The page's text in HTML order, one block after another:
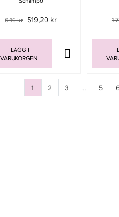
649 kr 519,20 kr
LÄGG I
VARUKORGEN
1
Sida
1av 6 Sida
2av 6 Sida
3av 6 … Sida
5av 6 6